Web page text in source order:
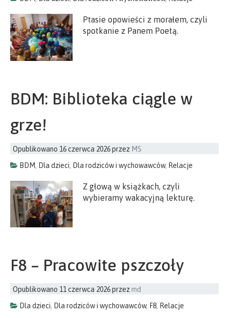
Ptasie opowieści z morałem, czyli
spotkanie z Panem Poetą.
BDM: Biblioteka ciągle w
grze!
Opublikowano 16 czerwca 2026przez MS
BDM, Dla dzieci, Dla rodziców i wychowawców, Relacje
Z głową w książkach, czyli
wybieramy wakacyjną lekturę.
F8 – Pracowite pszczoły
Opublikowano 11 czerwca 2026przezmd
Dla dzieci, Dla rodziców i wychowawców, F8, Relacje